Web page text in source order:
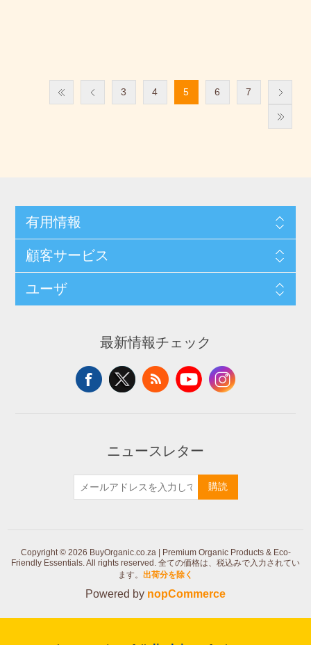
3 4 5 6 7
有用情報
顧客サービス
ユーザ
最新情報チェック
ニュースレター
購読
Copyright © 2026 BuyOrganic.co.za | Premium Organic Products & Eco-
Friendly Essentials. All rights reserved. 全ての価格は、税込みで入力されてい
ます。 出荷分を除く
Powered by nopCommerce